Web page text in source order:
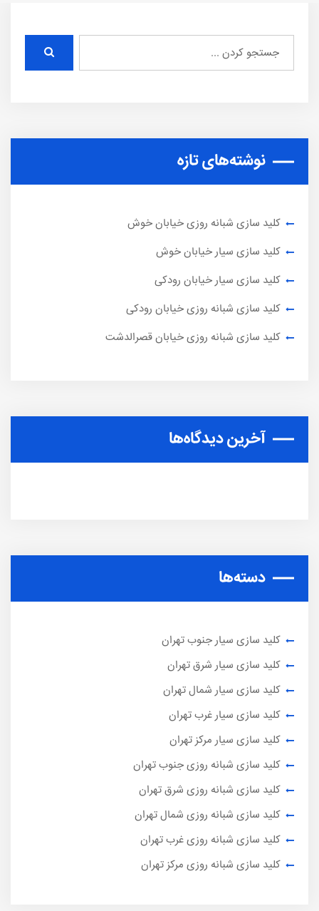
نوشته‌های تازه
کلید سازی شبانه روزی خیابان خوش
کلید سازی سیار خیابان خوش
کلید سازی سیار خیابان رودکی
کلید سازی شبانه روزی خیابان رودکی
کلید سازی شبانه روزی خیابان قصرالدشت
آخرین دیدگاه‌ها
دسته‌ها
کلید سازی سیار جنوب تهران
کلید سازی سیار شرق تهران
کلید سازی سیار شمال تهران
کلید سازی سیار غرب تهران
کلید سازی سیار مرکز تهران
کلید سازی شبانه روزی جنوب تهران
کلید سازی شبانه روزی شرق تهران
کلید سازی شبانه روزی شمال تهران
کلید سازی شبانه روزی غرب تهران
کلید سازی شبانه روزی مرکز تهران